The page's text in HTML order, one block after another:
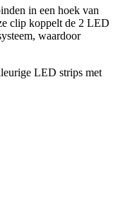
in een hoek van
clip koppelt de 2 LED
waardoor
LED strips met